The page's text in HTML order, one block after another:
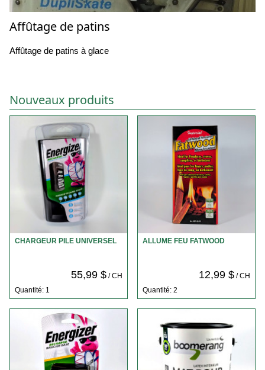
Affûtage de patins
Affûtage de patins à glace
Nouveaux produits
CHARGEUR PILE UNIVERSEL
55,99 $/ CH
Quantité: 1
ALLUME FEU FATWOOD
12,99 $/ CH
Quantité: 2